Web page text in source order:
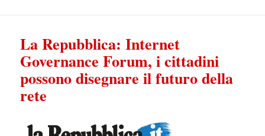
La Repubblica: Internet
Governance Forum, i cittadini
possono disegnare il futuro della
rete